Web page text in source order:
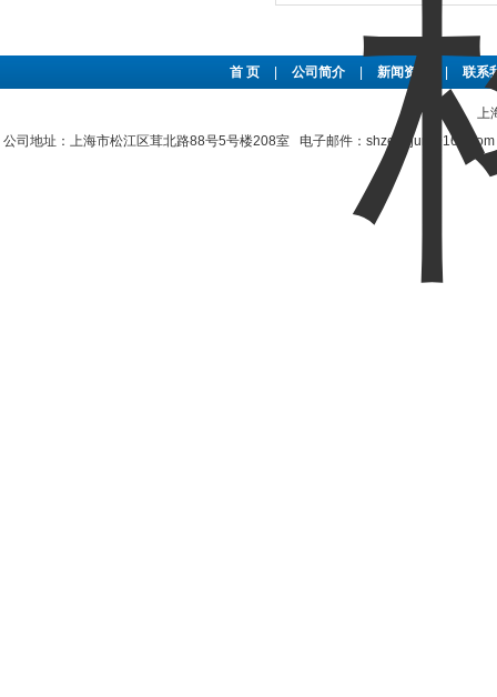
首 页 公司简介 新闻资讯 联系
上
公司地址：上海市松江区茸北路88号5号楼208室 电子邮件：